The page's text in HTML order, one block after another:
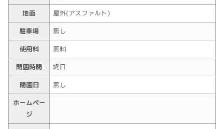
地面
屋外(アスファルト)
駐車場
無し
使用料
無料
開園時間
終日
閉園日
無し
ホームペー
ジ